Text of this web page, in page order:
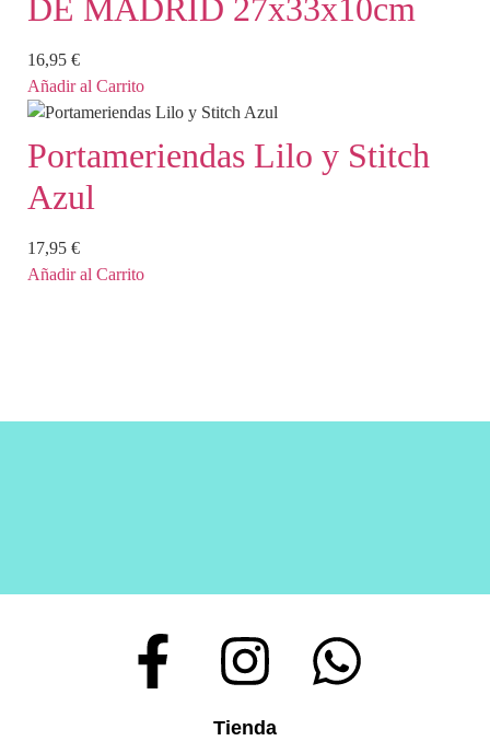
DE MADRID 27x33x10cm
16,95 €
Añadir al Carrito
Portameriendas Lilo y Stitch
Azul
17,95 €
Añadir al Carrito
Tienda